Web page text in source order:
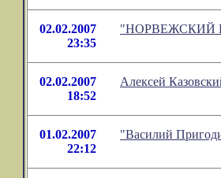
02.02.2007
23:35
"НОРВЕЖСКИЙ
02.02.2007
18:52
Алексей
01.02.2007
22:12
"Василий